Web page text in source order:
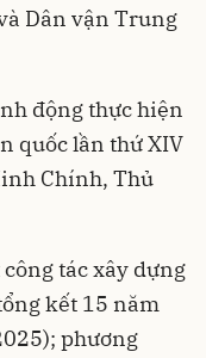
Dân vận Trung
động thực hiện
quốc lần thứ XIV
Chính, Thủ
tác xây dựng
kết 15 năm
phương